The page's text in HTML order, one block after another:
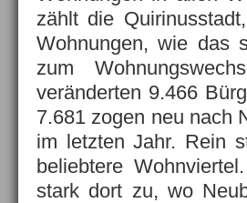
zählt die
Wohnungen, wie das
zum
veränderten 9.466
7.681 zogen neu nach
im letzten Jahr. Rein
beliebtere
stark dort zu, wo